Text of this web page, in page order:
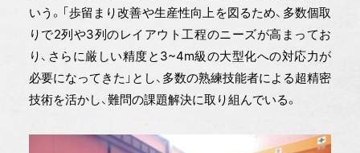
いう。「歩留まり改善や生産性向上を図るため、多数個取
りで2列や3列のレイアウト工程のニーズが高まってお
り、さらに厳しい精度と3~4m級の大型化への対応力が
必要になってきた」とし、多数の熟練技能者による超精密
技術を活かし、難問の課題解決に取り組んでいる。